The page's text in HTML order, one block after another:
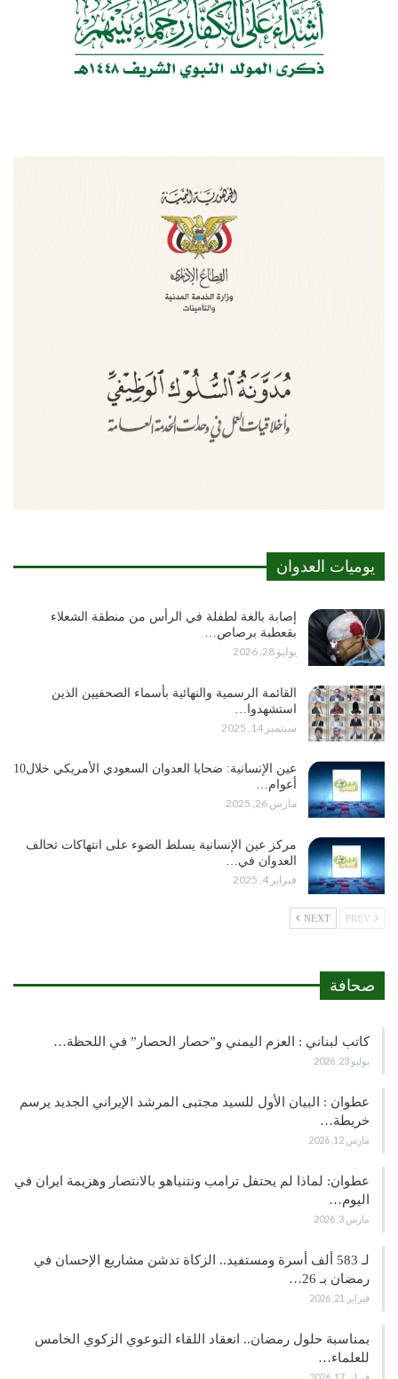
يوميات العدوان
إصابة بالغة لطفلة في الرأس من منطقة الشعلاء
بقعطبة برصاص…
يوليو 28, 2026
القائمة الرسمية والنهائية بأسماء الصحفيين الذين
استشهدوا…
سبتمبر 14, 2025
عين الإنسانية: ضحايا العدوان السعودي الأمريكي خلال10
أعوام…
مارس 26, 2025
مركز عين الإنسانية يسلط الضوء على انتهاكات تحالف
العدوان في…
فبراير 4, 2025
NEXT
صحافة
كاتب لبناني : العزم اليمني و”حصار الحصار” في اللحظة…
يوليو 23, 2026
عطوان : البيان الأول للسيد مجتبى المرشد الإيراني الجديد يرسم
خريطة…
مارس 12, 2026
عطوان: لماذا لم يحتفل ترامب ونتنياهو بالانتصار وهزيمة ايران في
اليوم…
مارس 3, 2026
لـ 583 ألف أسرة ومستفيد.. الزكاة تدشن مشاريع الإحسان في
رمضان بـ 26…
فبراير 21, 2026
بمناسبة حلول رمضان.. انعقاد اللقاء التوعوي الزكوي الخامس
للعلماء…